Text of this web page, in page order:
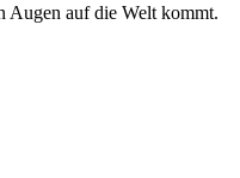
Augen auf die Welt kommt.